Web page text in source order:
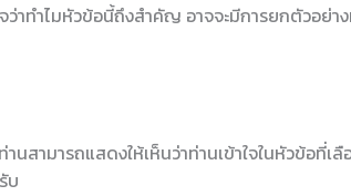
ว่าทำไมหัวข้อนี้ถึงสำคัญ อาจจะมีการยกตัวอย่า
สามารถแสดงให้เห็นว่าท่านเข้าใจในหัวข้อที่เ
บ